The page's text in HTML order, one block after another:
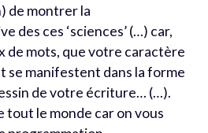
de montrer la
des ces ‘sciences’ (…) car,
de mots, que votre caractère
se manifestent dans la forme
de votre écriture… (…).
tout le monde car on vous